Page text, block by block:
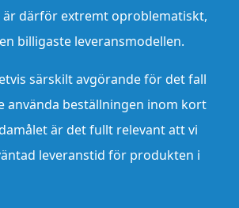
därför extremt oproblematiskt,
billigaste leveransmodellen.
särskilt avgörande för det fall
använda beställningen inom kort
är det fullt relevant att vi
leveranstid för produkten i